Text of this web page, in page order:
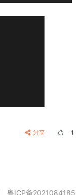
分享 1
粤ICP备2021084185